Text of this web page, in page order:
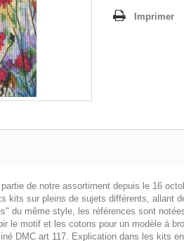
Imprimer
de notre assortiment depuis le 16
kits sur pleins de sujets différents,
du même style, les références sont
le motif et les cotons pour un modèle à
DMC art 117. Explication dans les kits